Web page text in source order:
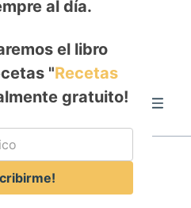
al día.
el libro
"Recetas
gratuito!